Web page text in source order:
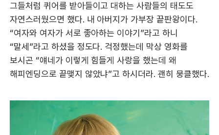
그들처럼 퀴어를 받아들이고 대하는 사람들의 태도도
자연스러웠으면 했다. 내 아버지가 가부장 끝판왕이다.
“여자와 여자가 서로 좋아하는 이야기”라고 하니
“말세”라고 하셨을 정도다. 걱정했는데 막상 영화를
보시곤 “얘네가 이렇게 힘들게 사랑을 했는데 왜
해피엔딩으로 끝맺지 않았냐”고 하시더라. 괜히 뭉클했다.